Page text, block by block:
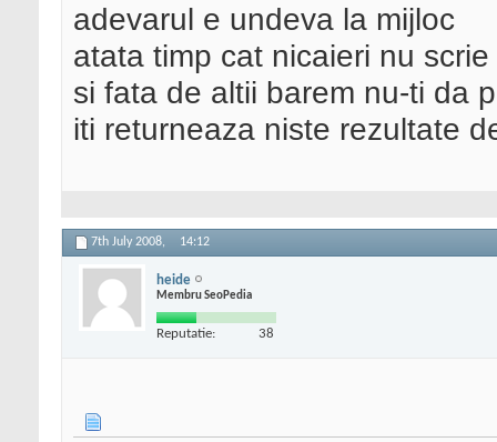
adevarul e undeva la mijloc
atata timp cat nicaieri nu
si fata de altii barem nu-ti da
iti returneaza niste rezultate
7th July 2008, 14:12
heide
Membru SeoPedia
Reputatie: 38